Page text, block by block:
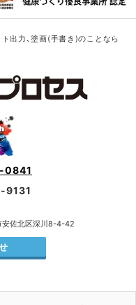
出力、塗画(手書き)のことなら
9131
安佐北区深川8-4-42